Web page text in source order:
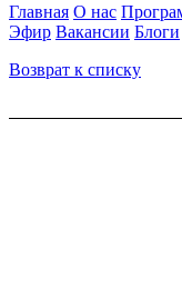
Главная О нас
Эфир Вакансии Блоги
Возврат к списку